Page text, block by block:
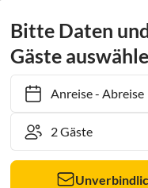
Bitte Daten
Gäste
Anreise- Abreise